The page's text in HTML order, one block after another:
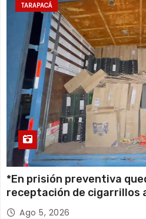
TARAPACÁ
*En prisión preventiva
receptación de cigarrillos
millones*
Ago 5, 2026